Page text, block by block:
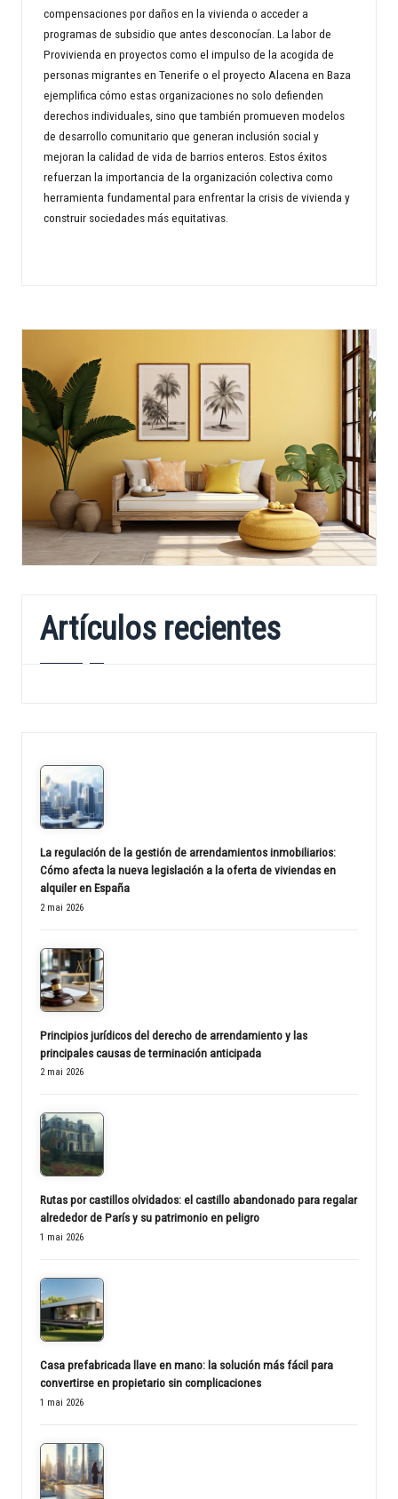
compensaciones por daños en la vivienda o acceder a
programas de subsidio que antes desconocían. La labor de
Provivienda en proyectos como el impulso de la acogida de
personas migrantes en Tenerife o el proyecto Alacena en Baza
ejemplifica cómo estas organizaciones no solo defienden
derechos individuales, sino que también promueven modelos
de desarrollo comunitario que generan inclusión social y
mejoran la calidad de vida de barrios enteros. Estos éxitos
refuerzan la importancia de la organización colectiva como
herramienta fundamental para enfrentar la crisis de vivienda y
construir sociedades más equitativas.
Artículos recientes
La regulación de la gestión de arrendamientos inmobiliarios:
Cómo afecta la nueva legislación a la oferta de viviendas en
alquiler en España
2 mai 2026
Principios jurídicos del derecho de arrendamiento y las
principales causas de terminación anticipada
2 mai 2026
Rutas por castillos olvidados: el castillo abandonado para regalar
alrededor de París y su patrimonio en peligro
1 mai 2026
Casa prefabricada llave en mano: la solución más fácil para
convertirse en propietario sin complicaciones
1 mai 2026